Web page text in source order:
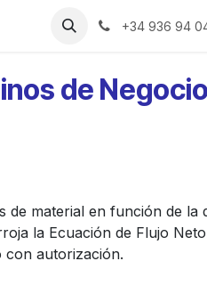
Nosotros +34 936 94
de Negocio
de material en función de
la Ecuación de Flujo
con autorización.